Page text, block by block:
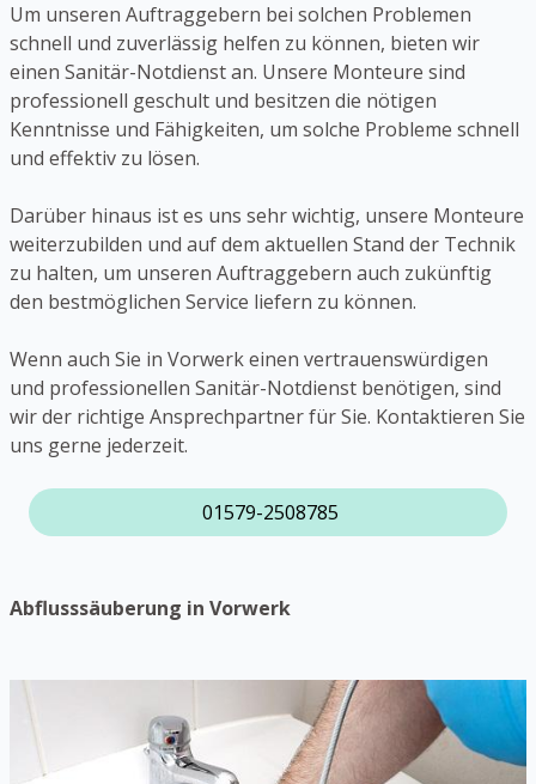
Um unseren Auftraggebern bei solchen Problemen
schnell und zuverlässig helfen zu können, bieten wir
einen Sanitär-Notdienst an. Unsere Monteure sind
professionell geschult und besitzen die nötigen
Kenntnisse und Fähigkeiten, um solche Probleme schnell
und effektiv zu lösen.
Darüber hinaus ist es uns sehr wichtig, unsere Monteure
weiterzubilden und auf dem aktuellen Stand der Technik
zu halten, um unseren Auftraggebern auch zukünftig
den bestmöglichen Service liefern zu können.
Wenn auch Sie in Vorwerk einen vertrauenswürdigen
und professionellen Sanitär-Notdienst benötigen, sind
wir der richtige Ansprechpartner für Sie. Kontaktieren Sie
uns gerne jederzeit.
01579-2508785
Abflusssäuberung in Vorwerk